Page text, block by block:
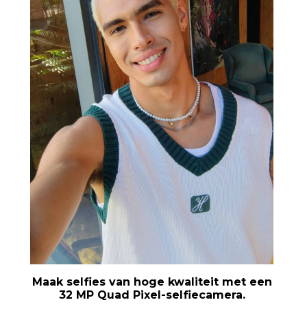
Maak selfies van hoge kwaliteit met een
32 MP Quad Pixel-selfiecamera.